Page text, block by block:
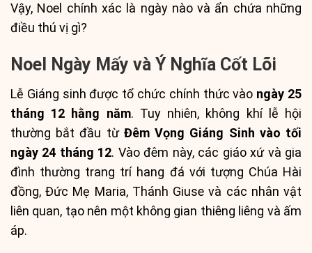
Vậy, Noel chính xác là ngày nào và ẩn chứa những
điều thú vị gì?
Noel Ngày Mấy và Ý Nghĩa Cốt Lõi
Lễ Giáng sinh được tổ chức chính thức vào ngày 25
tháng 12 hằng năm. Tuy nhiên, không khí lễ hội
thường bắt đầu từ Đêm Vọng Giáng Sinh vào tối
ngày 24 tháng 12. Vào đêm này, các giáo xứ và gia
đình thường trang trí hang đá với tượng Chúa Hài
đồng, Đức Mẹ Maria, Thánh Giuse và các nhân vật
liên quan, tạo nên một không gian thiêng liêng và ấm
áp.